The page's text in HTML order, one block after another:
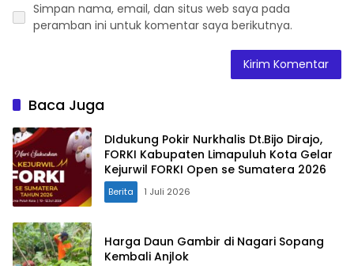
Simpan nama, email, dan situs web saya pada
peramban ini untuk komentar saya berikutnya.
Baca Juga
DIdukung Pokir Nurkhalis Dt.Bijo Dirajo,
FORKI Kabupaten Limapuluh Kota Gelar
Kejurwil FORKI Open se Sumatera 2026
Berita 1 Juli 2026
Harga Daun Gambir di Nagari Sopang
Kembali Anjlok